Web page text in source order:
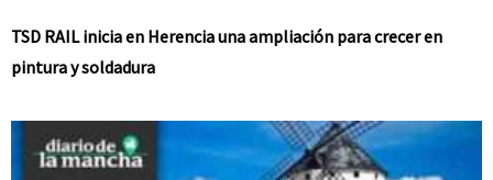
TSD RAIL inicia en Herencia una ampliación para crecer en
pintura y soldadura